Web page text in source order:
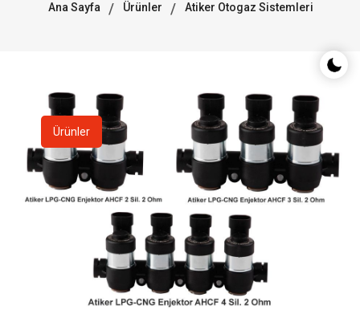
Gece/
Ana Sayfa Ürünler Atiker Otogaz Sistemleri
Ürünler